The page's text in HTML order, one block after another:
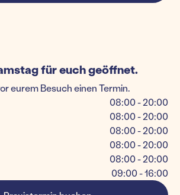
für euch geöffnet.
eurem Besuch einen Termin.
08:00 - 20:00
08:00 - 20:00
08:00 - 20:00
08:00 - 20:00
08:00 - 20:00
09:00 - 16:00